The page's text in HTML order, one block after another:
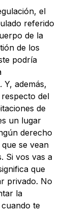
el
referido
de la
de los
podría
Y, además,
del
de
un lugar
derecho
se vean
Si vos vas a
que
privado. No
la
te